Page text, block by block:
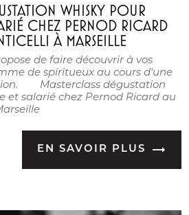
WHISKY POUR
CHEZ PERNOD RICARD
À MARSEILLE
de faire découvrir à vos
de spiritueux au cours d'une
Masterclass dégustation
et salarié chez Pernod Ricard au
EN SAVOIR PLUS